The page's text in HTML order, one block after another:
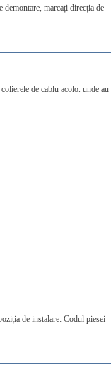
marcați direcția de
de cablu acolo. unde
de instalare: Codul piesei